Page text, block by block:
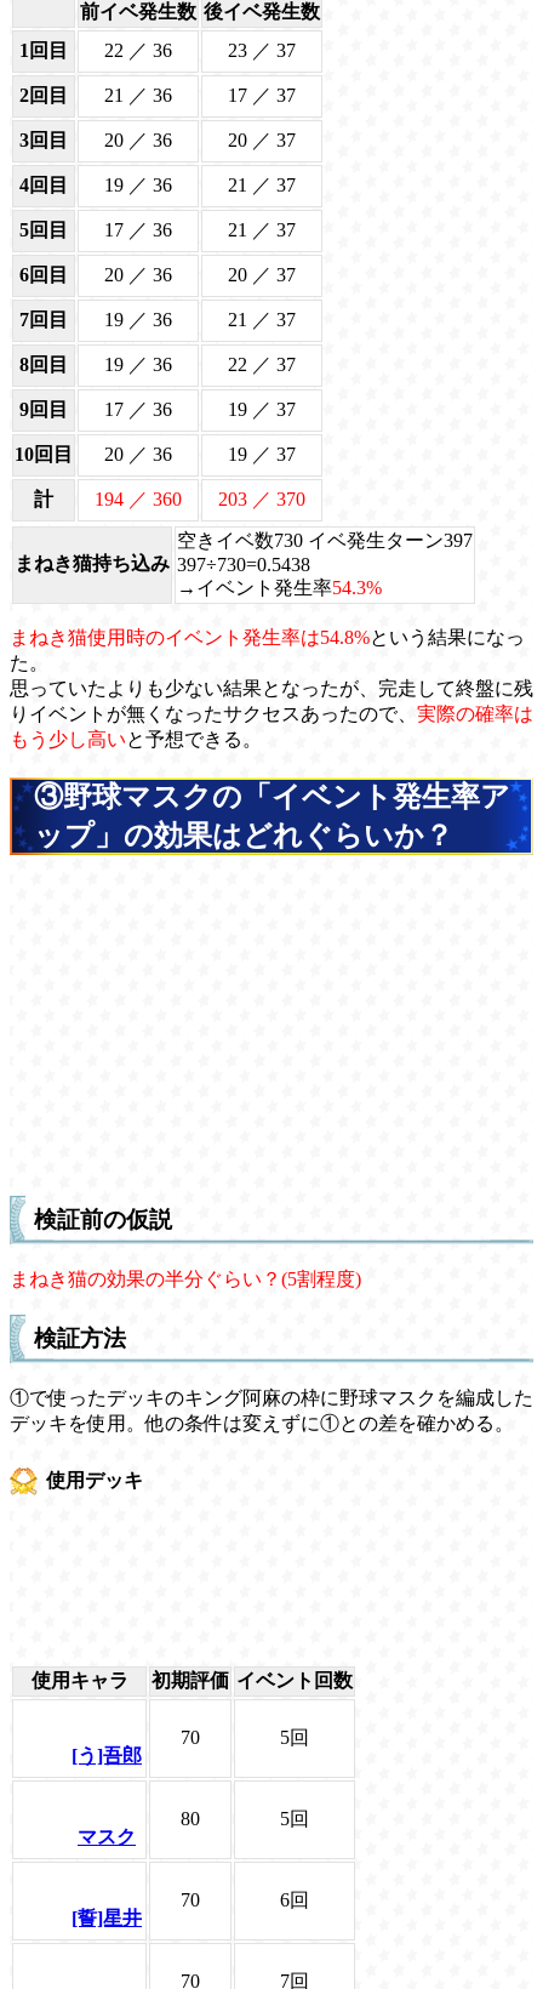
前イベ発生数 後イベ発生数
1回目
22 ／ 36 23 ／ 37
2回目 21 ／ 36 17 ／ 37
3回目 20 ／ 36 20 ／ 37
4回目 19 ／ 36 21 ／ 37
5回目 17 ／ 36 21 ／ 37
6回目 20 ／ 36 20 ／ 37
7回目 19 ／ 36 21 ／ 37
8回目 19 ／ 36 22 ／ 37
9回目 17 ／ 36 19 ／ 37
10回目 20 ／ 36 19 ／ 37
計 194 ／ 360 203 ／ 370
まねき猫持ち込み
空きイベ数730 イベ発生ターン397
397÷730=0.5438
→イベント発生率54.3%
まねき猫使用時のイベント発生率は54.8%という結果になっ
た。
思っていたよりも少ない結果となったが、完走して終盤に残
りイベントが無くなったサクセスあったので、 実際の確率は
もう少し高いと予想できる。
③野球マスクの「イベント発生率ア
ップ」の効果はどれぐらいか？
検証前の仮説
まねき猫の効果の半分ぐらい？(5割程度)
検証方法
①で使ったデッキのキング阿麻の枠に野球マスクを編成した
デッキを使用。他の条件は変えずに①との差を確かめる。
使用デッキ
使用キャラ 初期評価 イベント回数
[う]吾郎
70 5回
マスク
80 5回
[誓]星井
70 6回
70 7回